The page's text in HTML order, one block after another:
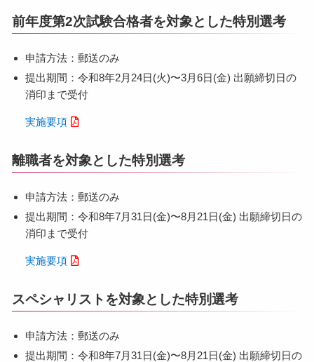
前年度第2次試験合格者を対象とした特別選考
申請⽅法：郵送のみ
提出期間：令和8年2⽉24⽇(⽕)〜3⽉6⽇(金) 出願締切⽇の
消印まで受付
実施要項
離職者を対象とした特別選考
申請⽅法：郵送のみ
提出期間：令和8年7⽉31⽇(⾦)〜8⽉21⽇(⾦) 出願締切⽇の
消印まで受付
実施要項
スペシャリストを対象とした特別選考
申請⽅法：郵送のみ
提出期間：令和8年7⽉31⽇(⾦)〜8⽉21⽇(⾦) 出願締切⽇の